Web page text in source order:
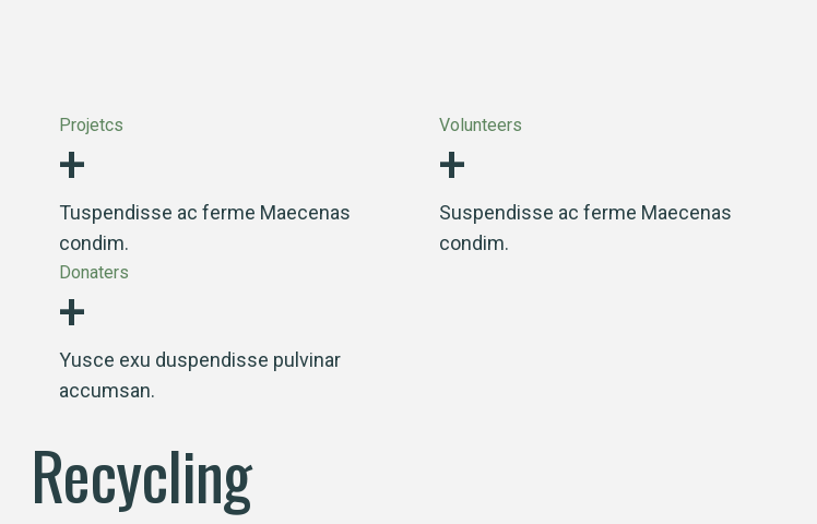
Projetcs
+
Tuspendisse ac ferme Maecenas
condim.
Volunteers
+
Suspendisse ac ferme Maecenas
condim.
Donaters
+
Yusce exu duspendisse pulvinar
accumsan.
Recycling